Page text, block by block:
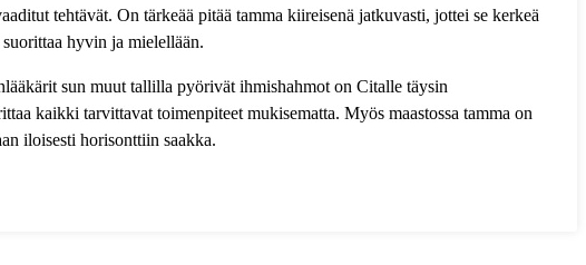
tehtävät. On tärkeää pitää tamma kiireisenä jatkuvasti, jottei se kerkeä
hyvin ja mielellään.
sun muut tallilla pyörivät ihmishahmot on Citalle täysin
kaikki tarvittavat toimenpiteet mukisematta. Myös maastossa tamma on
iloisesti horisonttiin saakka.